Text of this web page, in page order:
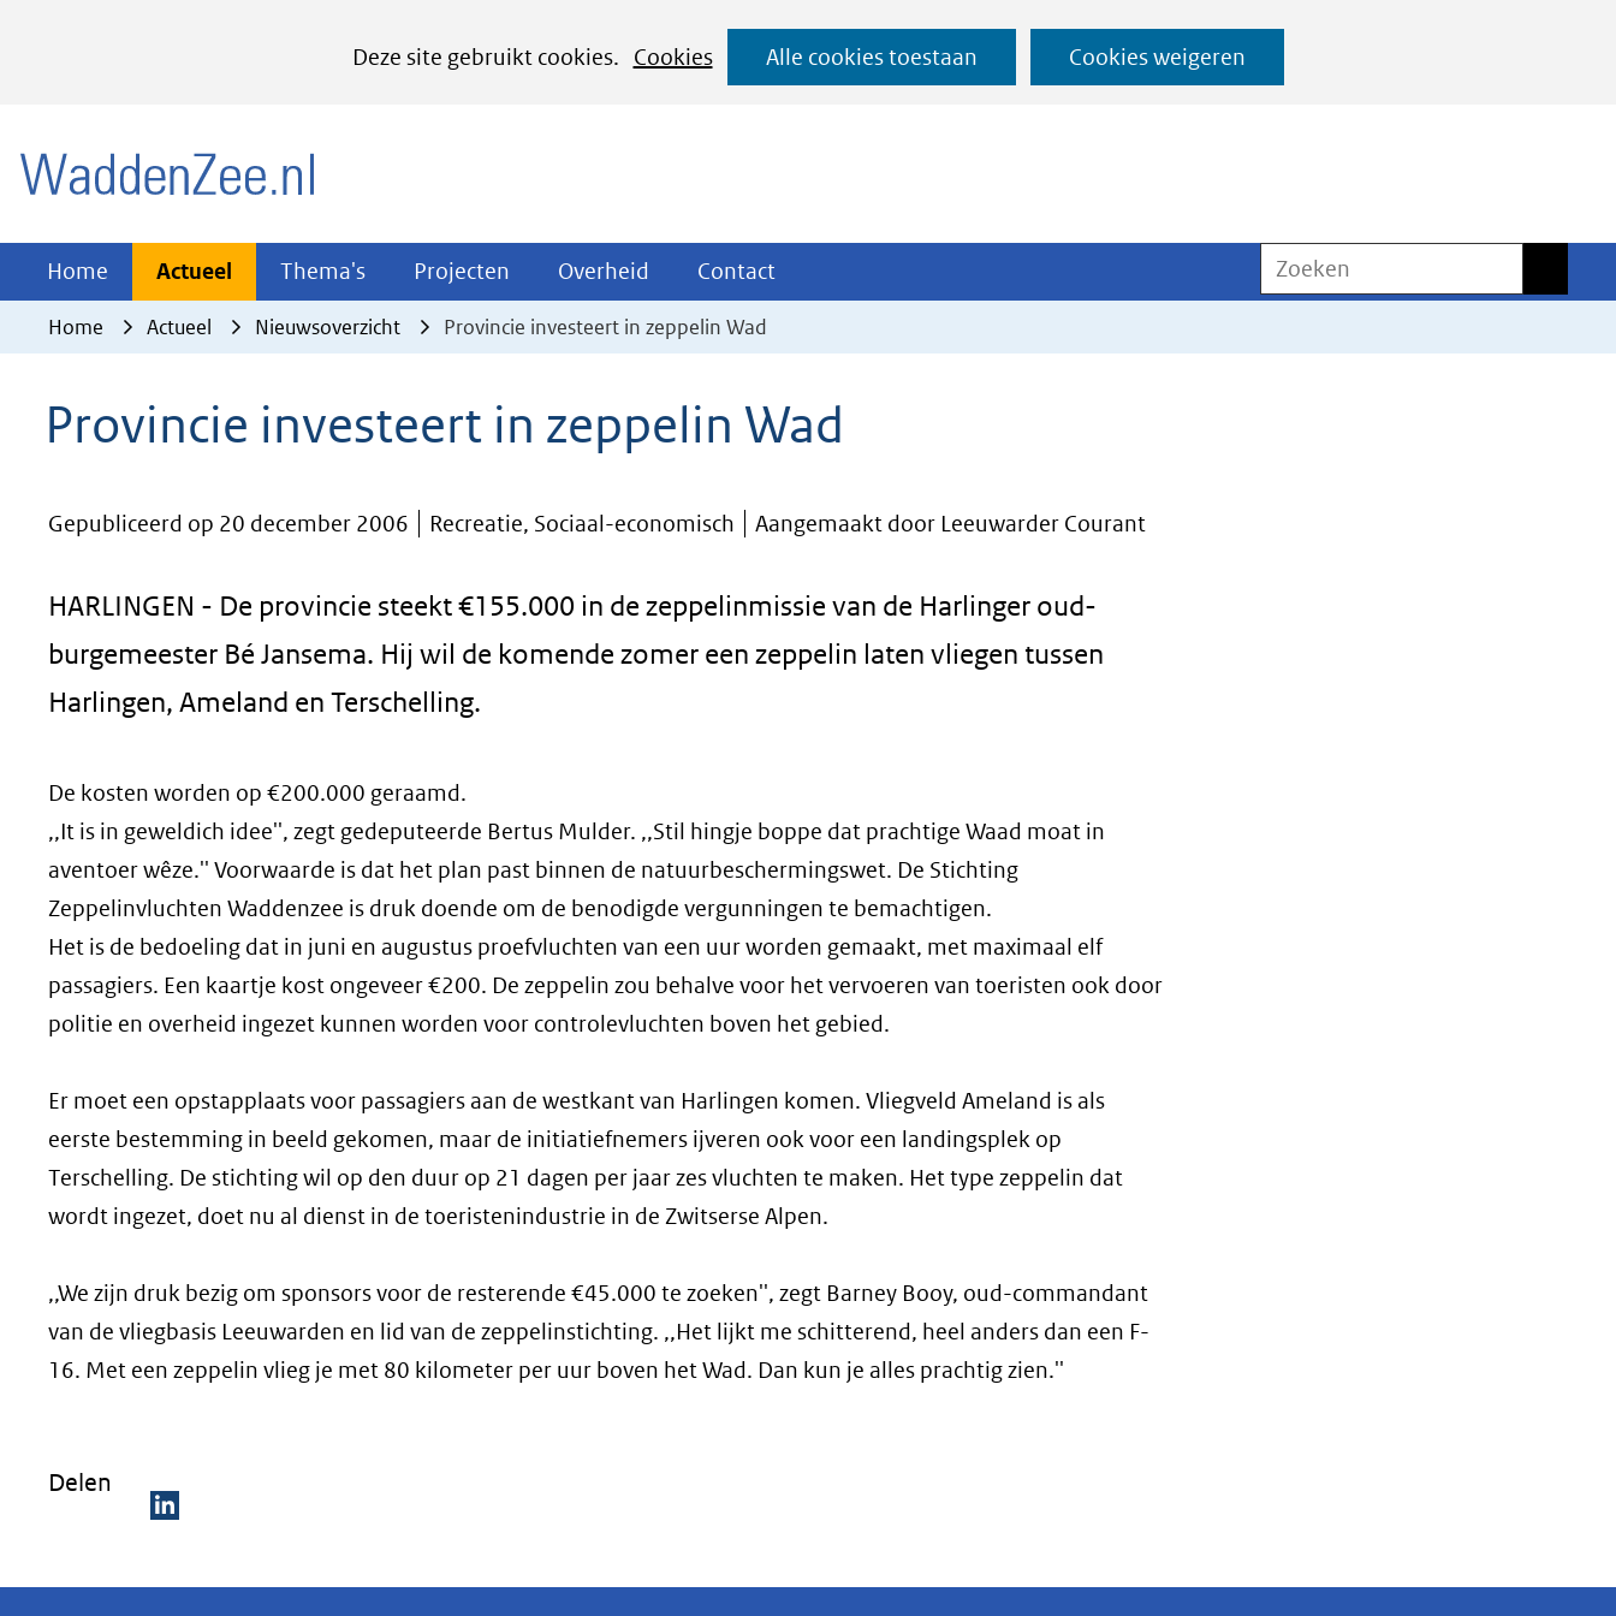
Deze site gebruikt cookies.
Cookies
het
cookies
website
worden
Alle cookies toestaan Cookies weigeren
Ga
naar
Home Actueel Actueel
Uitklappen
Thema's Thema's
Uitklappen
Projecten Projecten
Uitklappen
Overheid Overheid
Uitklappen
Contact
Uitklappen
Zoeken
Home Actueel Nieuwsoverzicht Provincie investeert in zeppelin Wad
Provincie investeert in zeppelin Wad
Gepubliceerd op 20 december 2006 Recreatie, Sociaal-economisch Aangemaakt door Leeuwarder Courant
HARLINGEN - De provincie steekt €155.000 in de zeppelinmissie van de Harlinger oud-
burgemeester Bé Jansema. Hij wil de komende zomer een zeppelin laten vliegen tussen
Harlingen, Ameland en Terschelling.
De kosten worden op €200.000 geraamd.
,,It is in geweldich idee'', zegt gedeputeerde Bertus Mulder. ,,Stil hingje boppe dat prachtige Waad moat in
aventoer wêze.'' Voorwaarde is dat het plan past binnen de natuurbeschermingswet. De Stichting
Zeppelinvluchten Waddenzee is druk doende om de benodigde vergunningen te bemachtigen.
Het is de bedoeling dat in juni en augustus proefvluchten van een uur worden gemaakt, met maximaal elf
passagiers. Een kaartje kost ongeveer €200. De zeppelin zou behalve voor het vervoeren van toeristen ook door
politie en overheid ingezet kunnen worden voor controlevluchten boven het gebied.
Er moet een opstapplaats voor passagiers aan de westkant van Harlingen komen. Vliegveld Ameland is als
eerste bestemming in beeld gekomen, maar de initiatiefnemers ijveren ook voor een landingsplek op
Terschelling. De stichting wil op den duur op 21 dagen per jaar zes vluchten te maken. Het type zeppelin dat
wordt ingezet, doet nu al dienst in de toeristenindustrie in de Zwitserse Alpen.
,,We zijn druk bezig om sponsors voor de resterende €45.000 te zoeken'', zegt Barney Booy, oud-commandant
van de vliegbasis Leeuwarden en lid van de zeppelinstichting. ,,Het lijkt me schitterend, heel anders dan een F-
16. Met een zeppelin vlieg je met 80 kilometer per uur boven het Wad. Dan kun je alles prachtig zien.''
Delen
e